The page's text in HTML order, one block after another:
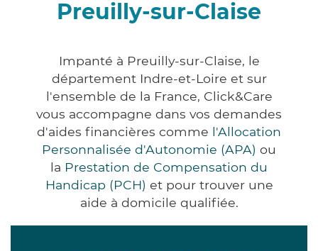
Preuilly-sur-Claise
Impanté à Preuilly-sur-Claise, le
département Indre-et-Loire et sur
l'ensemble de la France, Click&Care
vous accompagne dans vos demandes
d'aides financières comme l'Allocation
Personnalisée d'Autonomie (APA) ou
la Prestation de Compensation du
Handicap (PCH) et pour trouver une
aide à domicile qualifiée.